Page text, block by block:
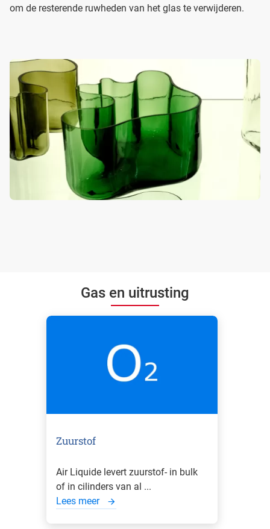
om de resterende ruwheden van het glas te verwijderen.
Gas en uitrusting
Zuurstof
Air Liquide levert zuurstof- in bulk
of in cilinders van al ...
Lees meer